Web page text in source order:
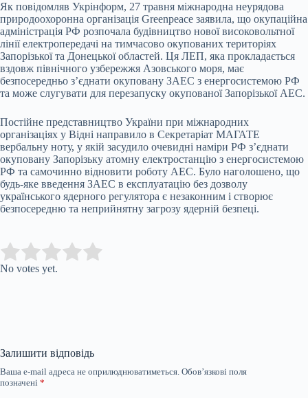
Як повідомляв Укрінформ, 27 травня міжнародна неурядова
природоохоронна організація Greenpeace заявила, що окупаційна
адміністрація РФ розпочала будівництво нової високовольтної
лінії електропередачі на тимчасово окупованих територіях
Запорізької та Донецької областей. Ця ЛЕП, яка прокладається
вздовж північного узбережжя Азовського моря, має
безпосередньо з’єднати окуповану ЗАЕС з енергосистемою РФ
та може слугувати для перезапуску окупованої Запорізької АЕС.
Постійне представництво України при міжнародних
організаціях у Відні направило в Секретаріат МАГАТЕ
вербальну ноту, у якій засудило очевидні наміри РФ з’єднати
окуповану Запорізьку атомну електростанцію з енергосистемою
РФ та самочинно відновити роботу АЕС. Було наголошено, що
будь-яке введення ЗАЕС в експлуатацію без дозволу
українського ядерного регулятора є незаконним і створює
безпосередню та неприйнятну загрозу ядерній безпеці.
Rate this item:
No votes yet.
Залишити відповідь
Ваша e-mail адреса не оприлюднюватиметься. Обов’язкові поля
позначені *